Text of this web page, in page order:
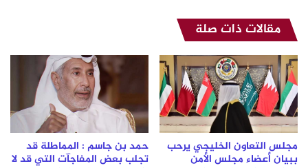
مقالات ذات صلة
مجلس التعاون الخليجي يرحب
ببيان أعضاء مجلس الأمن
حمد بن جاسم : المماطلة قد
تجلب بعض المفاجآت التي قد لا